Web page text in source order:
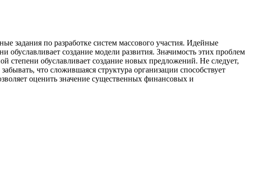
задания по разработке систем массового участия. Идейные
создание модели развития. Значимость этих проблем
степени обуславливает создание новых предложений. Не следует,
что сложившаяся структура организации способствует
оценить значение существенных финансовых и